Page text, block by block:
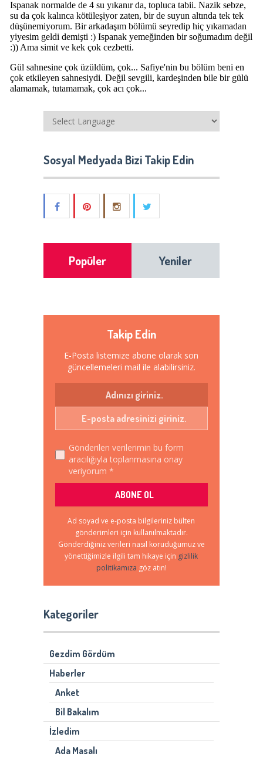
Sosyal Medyada Bizi Takip Edin
Popüler Yeniler
Takip Edin
E-Posta listemize abone olarak son
güncellemeleri mail ile alabilirsiniz.
Gönderilen verilerimin bu form
aracılığıyla toplanmasına onay
veriyorum *
Ad soyad ve e-posta bilgileriniz bülten
gönderimleri için kullanılmaktadır.
Gönderdiğiniz verileri nasıl koruduğumuz ve
yönettiğimizle ilgili tam hikaye için gizlilik
politikamıza göz atın!
Kategoriler
Gezdim Gördüm
Haberler
Anket
Bil Bakalım
İzledim
Ada Masalı